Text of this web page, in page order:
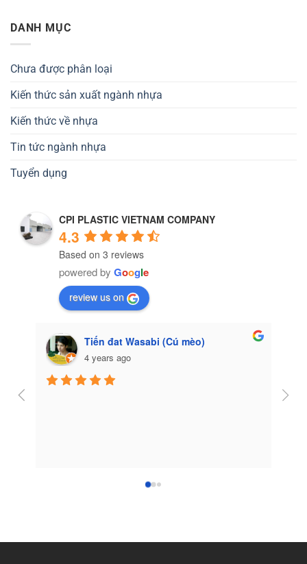
DANH MỤC
Chưa được phân loại
Kiến thức sản xuất ngành nhựa
Kiến thức về nhựa
Tin tức ngành nhựa
Tuyển dụng
CPI PLASTIC VIETNAM COMPANY
4.3
Based on 3 reviews
powered by Google
review us on
Tiến đat Wasabi (Cú mèo)
4 years ago